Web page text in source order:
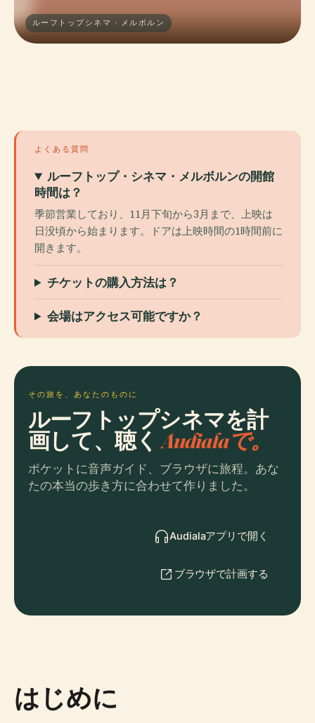
ルーフトップシネマ · メルボルン
よくある質問
ルーフトップ・シネマ・メルボルンの開館
時間は？
季節営業しており、11月下旬から3月まで、上映は
日没頃から始まります。ドアは上映時間の1時間前に
開きます。
チケットの購入方法は？
会場はアクセス可能ですか？
その旅を、あなたのものに
ルーフトップシネマを計
画して、聴くAudialaで。
ポケットに音声ガイド、ブラウザに旅程。あな
たの本当の歩き方に合わせて作りました。
Audialaアプリで開く
ブラウザで計画する
はじめに